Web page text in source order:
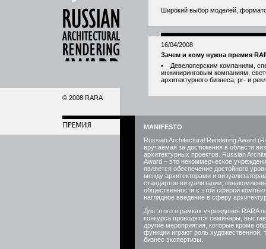
© 2008 RARA
Широкий выбор моделей,
16/04/2008
Зачем и кому нужна премия
• Девелоперским компаниям,
инжиниринговым компаниям,
архитектурного бизнеса, pr- и
MANIFESTO
Russian Architectural Rendering Award
вручаемая за достижения в области
архитектурных проектов. Russian
Award – это некоммерческое
является обеспечение достойного
между архитекторами и
стандартов визуализации,
общественности с этой сферой
наглядное введение в сферу
Для этого в рамках учреждения RARA
конкурса проводятся семинары,
другие мероприятия, которые кроме
функции играют роль художественной,
бизнес экспертизы.